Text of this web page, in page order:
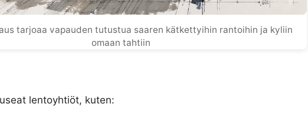
tarjoaa vapauden tutustua saaren kätkettyihin rantoihin ja kyliin
omaan tahtiin
lentoyhtiöt, kuten: